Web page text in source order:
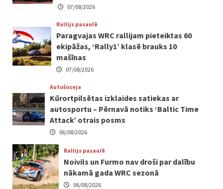
07/08/2026
Rallijs pasaulē
Paragvajas WRC rallijam pieteiktas 60
ekipāžas, ‘Rally1’ klasē brauks 10
mašīnas
07/08/2026
Autošoseja
Kūrortpilsētas izklaides satiekas ar
autosportu – Pērnavā notiks ‘Baltic Time
Attack’ otrais posms
06/08/2026
Rallijs pasaulē
Noivils un Furmo nav droši par dalību
nākamā gada WRC sezonā
06/08/2026